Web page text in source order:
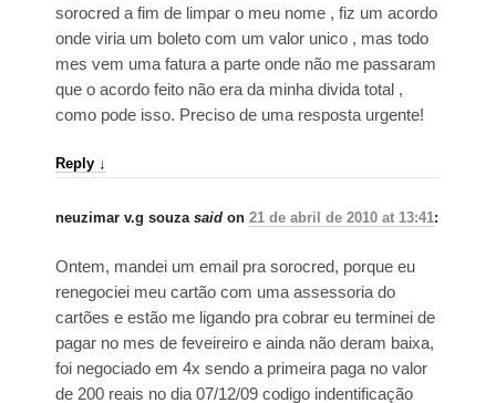
sorocred a fim de limpar o meu nome , fiz um acordo
onde viria um boleto com um valor unico , mas todo
mes vem uma fatura a parte onde não me passaram
que o acordo feito não era da minha divida total ,
como pode isso. Preciso de uma resposta urgente!
Reply ↓
neuzimar v.g souza said on 21 de abril de 2010 at 13:41:
Ontem, mandei um email pra sorocred, porque eu
renegociei meu cartão com uma assessoria do
cartões e estão me ligando pra cobrar eu terminei de
pagar no mes de feveireiro e ainda não deram baixa,
foi negociado em 4x sendo a primeira paga no valor
de 200 reais no dia 07/12/09 codigo indentificação